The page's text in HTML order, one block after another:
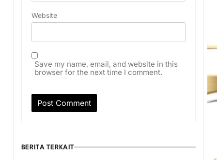
Website
Save my name, email, and website in this
browser for the next time I comment.
BERITA TERKAIT